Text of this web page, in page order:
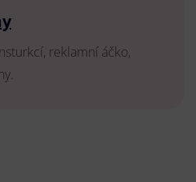
reklamní áčko,